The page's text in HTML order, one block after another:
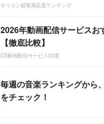
オリコン顧客満足度ランキング
2026年動画配信サービスお
【徹底比較】
CS動画配信サービス20選
毎週の音楽ランキングから
をチェック！